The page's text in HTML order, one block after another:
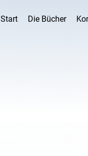
Start Die Bücher